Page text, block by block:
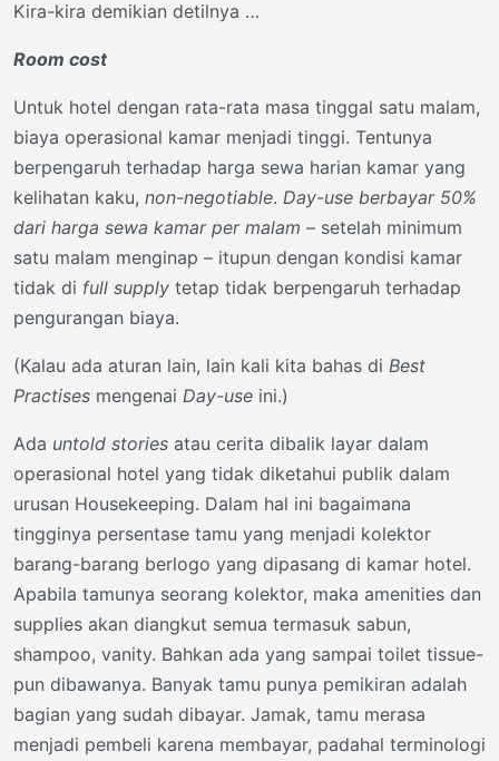
Kira-kira demikian detilnya …
Room cost
Untuk hotel dengan rata-rata masa tinggal satu malam,
biaya operasional kamar menjadi tinggi. Tentunya
berpengaruh terhadap harga sewa harian kamar yang
kelihatan kaku, non-negotiable. Day-use berbayar 50%
dari harga sewa kamar per malam – setelah minimum
satu malam menginap – itupun dengan kondisi kamar
tidak di full supply tetap tidak berpengaruh terhadap
pengurangan biaya.
(Kalau ada aturan lain, lain kali kita bahas di Best
Practises mengenai Day-use ini.)
Ada untold stories atau cerita dibalik layar dalam
operasional hotel yang tidak diketahui publik dalam
urusan Housekeeping. Dalam hal ini bagaimana
tingginya persentase tamu yang menjadi kolektor
barang-barang berlogo yang dipasang di kamar hotel.
Apabila tamunya seorang kolektor, maka amenities dan
supplies akan diangkut semua termasuk sabun,
shampoo, vanity. Bahkan ada yang sampai toilet tissue-
pun dibawanya. Banyak tamu punya pemikiran adalah
bagian yang sudah dibayar. Jamak, tamu merasa
menjadi pembeli karena membayar, padahal terminologi